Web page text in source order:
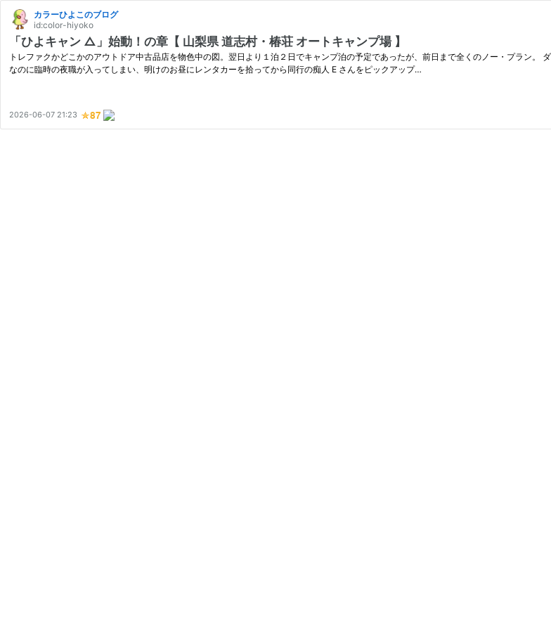
カラーひよこのブログ
id:color-hiyoko
「ひよキャン △」始動！の章【 山梨県 道志村・椿荘 オートキャンプ場 】
トレファクかどこかのアウトドア中古品店を物色中の図。翌日より１泊２日でキャンプ泊の予定であったが、前日まで全くのノー・プラン。
なのに臨時の夜職が入ってしまい、明けのお昼にレンタカーを拾ってから同行の痴人 E さんをピックアップ…
2026-06-07 21:23